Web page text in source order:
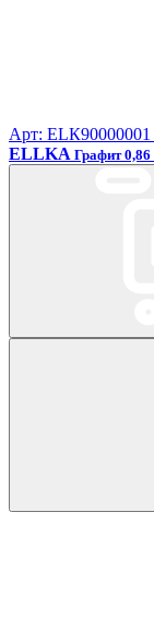
Арт: ЕLК90000001
ELLKA Графит